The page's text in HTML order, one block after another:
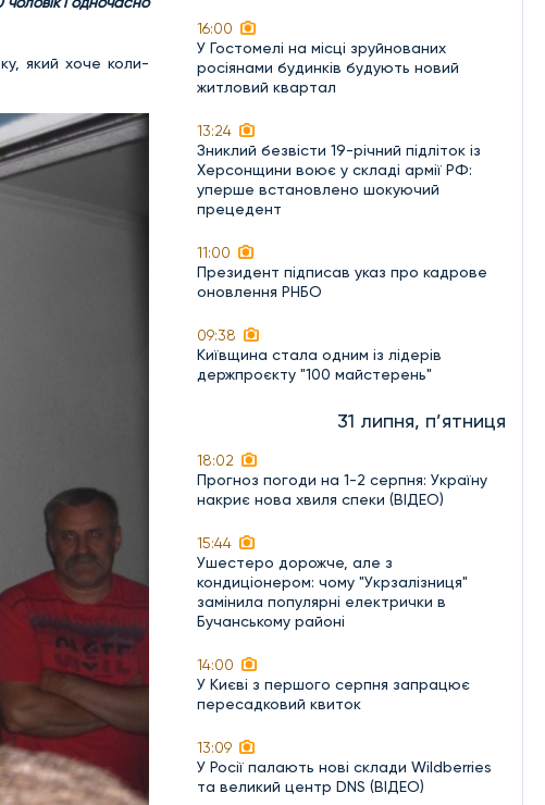
який хоче коли-
16:00
У Гостомелі на місці зруйнованих
росіянами будинків будують новий
житловий квартал
13:24
Зниклий безвісти 19-річний підліток із
Херсонщини воює у складі армії РФ:
уперше встановлено шокуючий
прецедент
11:00
Президент підписав указ про кадрове
оновлення РНБО
09:38
Київщина стала одним із лідерів
держпроєкту "100 майстерень"
31 липня, п’ятниця
18:02
Прогноз погоди на 1-2 серпня: Україну
накриє нова хвиля спеки (ВІДЕО)
15:44
Ушестеро дорожче, але з
кондиціонером: чому "Укрзалізниця"
замінила популярні електрички в
Бучанському районі
14:00
У Києві з першого серпня запрацює
пересадковий квиток
13:09
У Росії палають нові склади Wildberries
та великий центр DNS (ВІДЕО)